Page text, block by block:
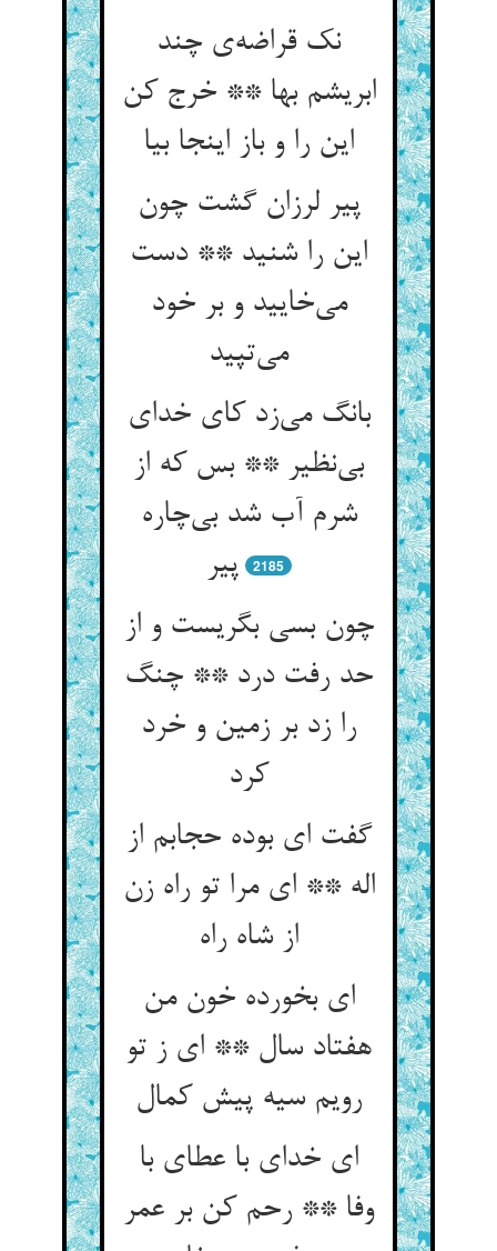
نک قراضه‌‌ی چند
ابریشم بها ** خرج کن
این را و باز اینجا بیا
پیر لرزان گشت چون
این را شنید ** دست
می‌‌خایید و بر خود
می‌‌تپید
بانگ می‌‌زد کای خدای
بی‌‌نظیر ** بس که از
شرم آب شد بی‌‌چاره
پیر
2185
چون بسی بگریست و از
حد رفت درد ** چنگ
را زد بر زمین و خرد
کرد
گفت ای بوده حجابم از
اله ** ای مرا تو راه زن
ای بخورده خون من
هفتاد سال ** ای ز تو
ای خدای با عطای با
وفا ** رحم کن بر عمر